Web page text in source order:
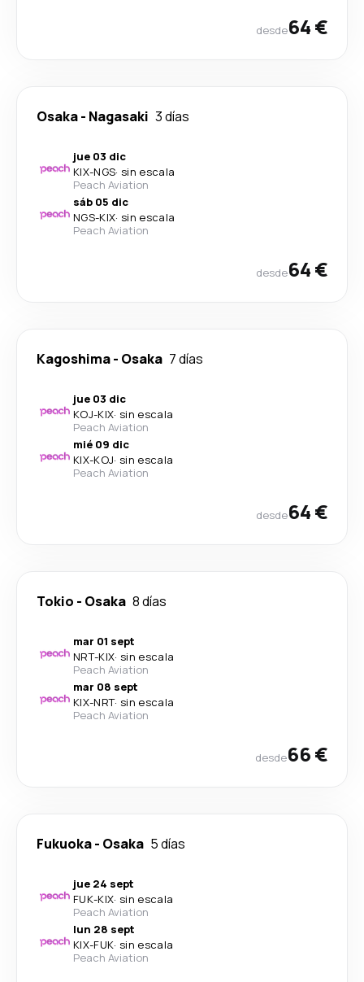
desde64 €
Osaka- Nagasaki 3 días
jue 03 dic
KIX-NGS· sin escala
Peach Aviation
sáb 05 dic
NGS-KIX· sin escala
Peach Aviation
desde64 €
Kagoshima- Osaka 7 días
jue 03 dic
KOJ-KIX· sin escala
Peach Aviation
mié 09 dic
KIX-KOJ· sin escala
Peach Aviation
desde64 €
Tokio - Osaka 8 días
mar 01 sept
NRT-KIX· sin escala
Peach Aviation
mar 08 sept
KIX-NRT· sin escala
Peach Aviation
desde66 €
Fukuoka- Osaka 5 días
jue 24 sept
FUK-KIX· sin escala
Peach Aviation
lun 28 sept
KIX-FUK· sin escala
Peach Aviation